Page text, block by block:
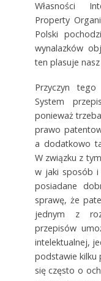
Własności
Property
Polski
wynalazków
ten plasuje
Przyczyn
System
ponieważ
prawo
a dodatkowo
W związku z
w jaki sposób i
posiadane
sprawę, że
jednym z
przepisów
intelektualnej,
podstawie kilku
się często o